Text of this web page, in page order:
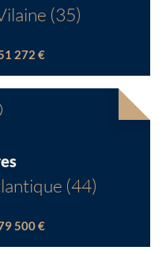
(35)
272 €
(44)
500 €